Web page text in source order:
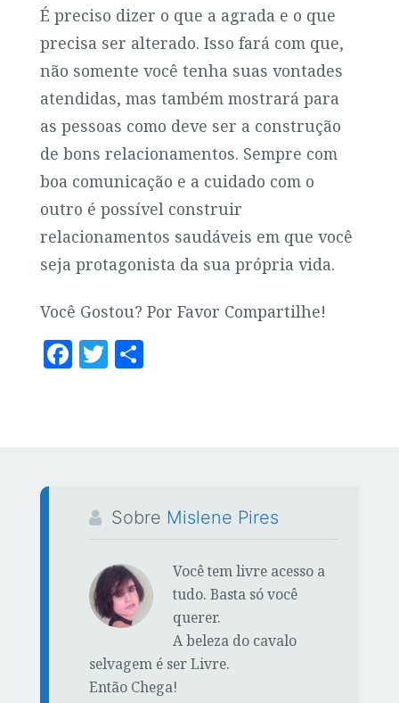
É preciso dizer o que a agrada e o que
precisa ser alterado. Isso fará com que,
não somente você tenha suas vontades
atendidas, mas também mostrará para
as pessoas como deve ser a construção
de bons relacionamentos. Sempre com
boa comunicação e a cuidado com o
outro é possível construir
relacionamentos saudáveis em que você
seja protagonista da sua própria vida.
Você Gostou? Por Favor Compartilhe!
F T S
Sobre Mislene Pires
Você tem livre acesso a
tudo. Basta só você
querer.
A beleza do cavalo
selvagem é ser Livre.
Então Chega!